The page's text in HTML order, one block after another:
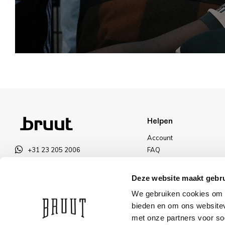
Deze website maakt
We gebruiken cookies
bieden en om ons
met onze partners voor
+31 23 205 2006
OPENINGSTIJDEN
Helpen
Account
FAQ
Betalen
Kortingen